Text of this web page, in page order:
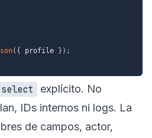
( { profile } ) ;
select
explícito. No
IDs internos ni logs. La
de campos, actor,